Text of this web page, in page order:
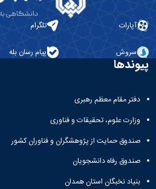
معاون
و
وظایف
مدیر
برنامه
ریزی
فرهنگی
و
اجتماعی
مدیر
آپارات تلگرام
سروش پیام رسان بله
پیوندها
دفتر مقام معظم رهبری
وزارت علوم، تحقیقات و فناوری
صندوق حمایت از پژوهشگران و فناوران کشور
صندوق رفاه دانشجویان
بنیاد نخبگان استان همدان